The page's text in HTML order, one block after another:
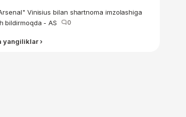
Vinisius bilan shartnoma imzolashiga
bildirmoqda - AS
0
yangiliklar ›